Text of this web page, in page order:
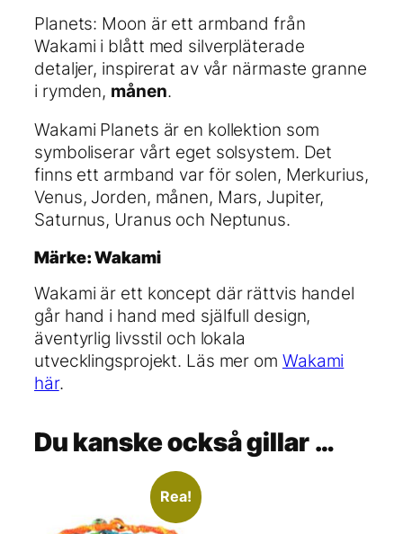
o
o
n
a
r
m
b
a
n
m
n
g
d
Planets: Moon är ett armband från
Wakami i blått med silverpläterade
detaljer, inspirerat av vår närmaste granne
i rymden, månen.
Wakami Planets är en kollektion som
symboliserar vårt eget solsystem. Det
finns ett armband var för solen, Merkurius,
Venus, Jorden, månen, Mars, Jupiter,
Saturnus, Uranus och Neptunus.
Märke: Wakami
Wakami är ett koncept där rättvis handel
går hand i hand med själfull design,
äventyrlig livsstil och lokala
utvecklingsprojekt. Läs mer om Wakami
här.
Du kanske också gillar …
Rea!